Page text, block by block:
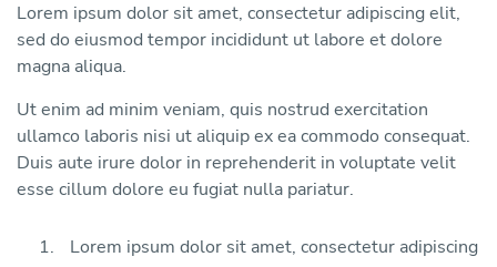
Lorem ipsum dolor sit amet, consectetur adipiscing elit,
sed do eiusmod tempor incididunt ut labore et dolore
magna aliqua.
Ut enim ad minim veniam, quis nostrud exercitation
ullamco laboris nisi ut aliquip ex ea commodo consequat.
Duis aute irure dolor in reprehenderit in voluptate velit
esse cillum dolore eu fugiat nulla pariatur.
Lorem ipsum dolor sit amet, consectetur adipiscing